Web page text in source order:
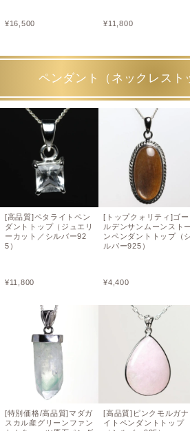
¥16,500 ¥11,800
ペンダント（ネックレスト
[高品質]ペタライトペン
ダントトップ（ジュエリ
ーカット／シルバー92
5）
¥11,800
[特別価格/高品質]マダガ
スカル産グリーンファン
[トップクォリティ]ゴー
ルデンサンムーンストー
ンペンダントトップ（シ
ルバー925）
¥4,400
[高品質]ピンクモルガナ
イトペンダントトップ